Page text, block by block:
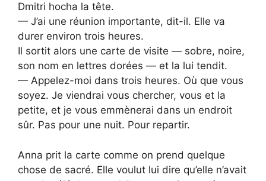
Dmitri hocha la tête.
— J’ai une réunion importante, dit-il. Elle va
durer environ trois heures.
Il sortit alors une carte de visite — sobre, noire,
son nom en lettres dorées — et la lui tendit.
— Appelez-moi dans trois heures. Où que vous
soyez. Je viendrai vous chercher, vous et la
petite, et je vous emmènerai dans un endroit
sûr. Pas pour une nuit. Pour repartir.
Anna prit la carte comme on prend quelque
chose de sacré. Elle voulut lui dire qu’elle n’avait